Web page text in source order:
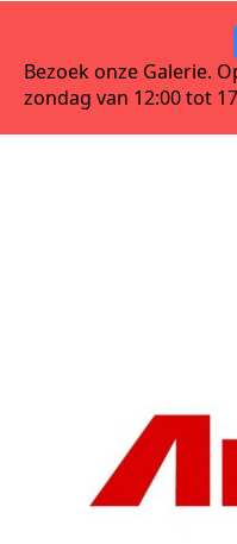
Bezoek onze Galerie.
zondag van 12:00 tot